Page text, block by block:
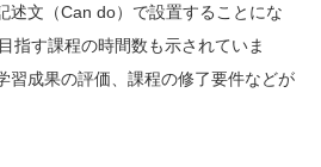
述文（Can do）で設置することにな
指す課程の時間数も示されていま
習成果の評価、課程の修了要件などが